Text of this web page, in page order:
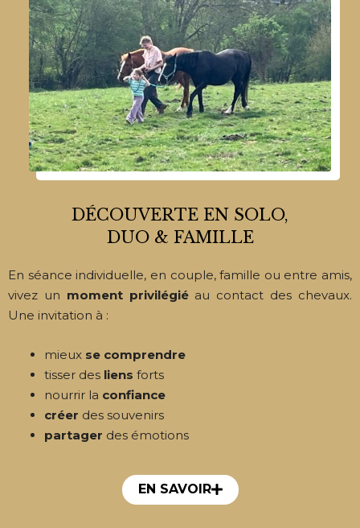
DÉCOUVERTE EN SOLO,
DUO & FAMILLE
En séance individuelle, en couple, famille ou entre amis,
vivez un moment privilégiéau contact des chevaux.
Une invitation à :
mieux se comprendre
tisser des liens forts
nourrir la confiance
créer des souvenirs
partager des émotions
EN SAVOIR